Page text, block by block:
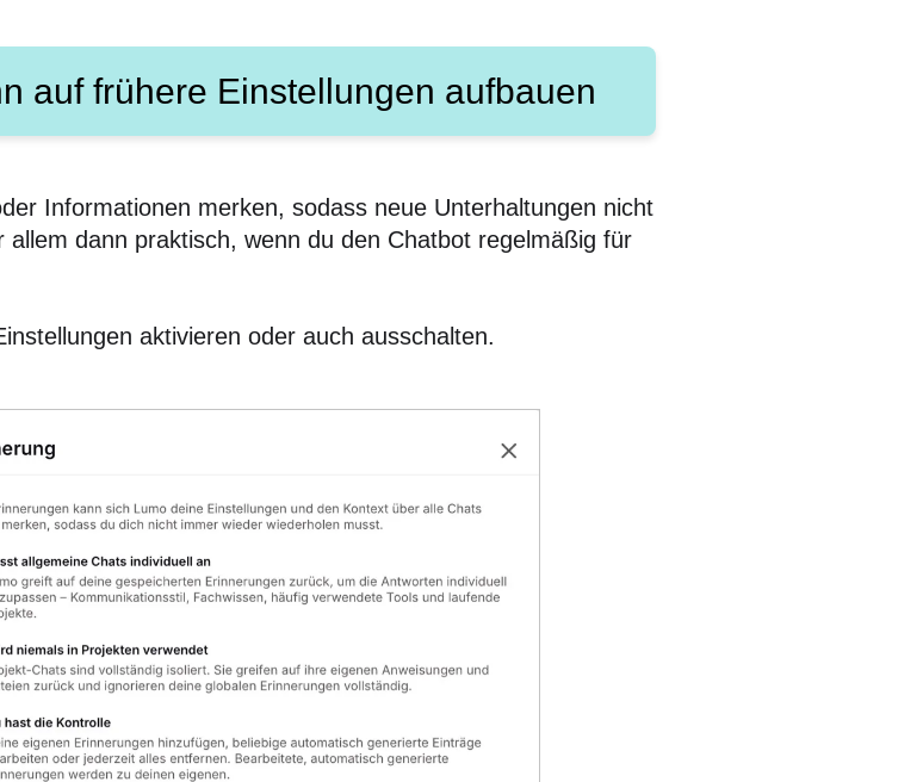
auf frühere Einstellungen aufbauen
Informationen merken, sodass neue Unterhaltungen nicht
dann praktisch, wenn du den Chatbot regelmäßig für
aktivieren oder auch ausschalten.